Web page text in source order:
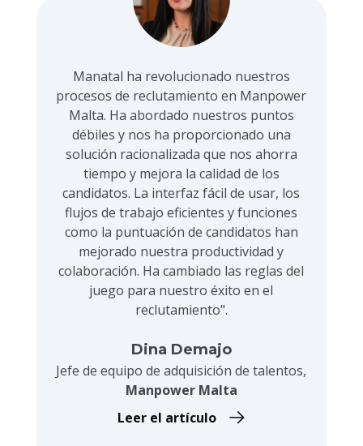
Manatal ha revolucionado nuestros
procesos de reclutamiento en Manpower
Malta. Ha abordado nuestros puntos
débiles y nos ha proporcionado una
solución racionalizada que nos ahorra
tiempo y mejora la calidad de los
candidatos. La interfaz fácil de usar, los
flujos de trabajo eficientes y funciones
como la puntuación de candidatos han
mejorado nuestra productividad y
colaboración. Ha cambiado las reglas del
juego para nuestro éxito en el
reclutamiento".
Dina Demajo
Jefe de equipo de adquisición de talentos,
Manpower Malta
Leer el artículo